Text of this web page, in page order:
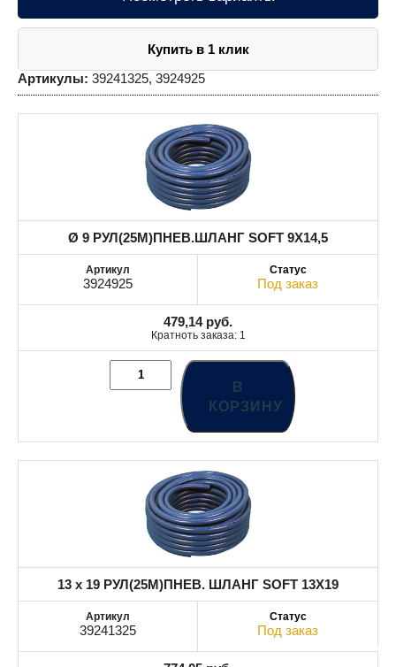
Купить в 1 клик
Артикулы: 39241325, 3924925
Ø 9 РУЛ(25M)ПНЕВ.ШЛАНГ SOFT 9X14,5
3924925 Под заказ
479,14 руб.
Кратноть заказа: 1
В
КОРЗИНУ
13 x 19 РУЛ(25M)ПНЕВ. ШЛАНГ SOFT 13X19
39241325 Под заказ